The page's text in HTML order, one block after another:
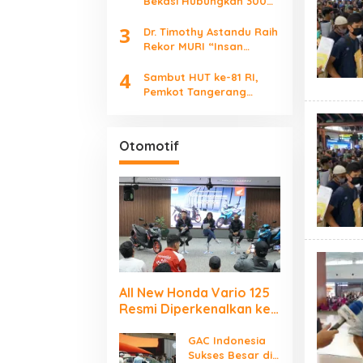
Peluang Karier Lewat
Future Ready
3
Dr. Timothy Astandu Raih
Rekor MURI “Insan
Mengunjungi Negara
Berdaulat Terbanyak”
4
Sambut HUT ke-81 RI,
Pemkot Tangerang
Otomotif
All New Honda Vario 125
Resmi Diperkenalkan ke
Tangerang
GAC Indonesia
Sukses Besar di